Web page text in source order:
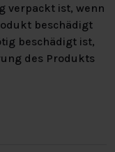
verpackt ist, wenn
beschädigt
beschädigt ist,
des Produkts